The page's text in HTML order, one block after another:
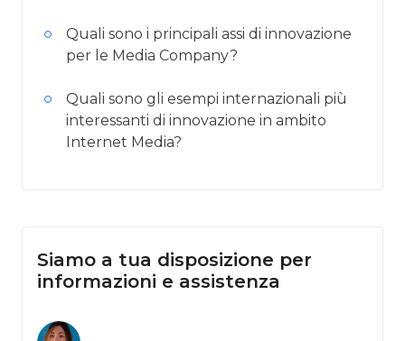
Quali sono i principali assi di innovazione
per le Media Company?
Quali sono gli esempi internazionali più
interessanti di innovazione in ambito
Internet Media?
Siamo a tua disposizione per
informazioni e assistenza